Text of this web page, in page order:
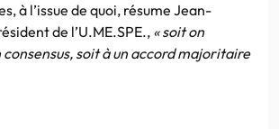
à l’issue de quoi, résume Jean-
de l’U.ME.SPE., « soit on
soit à un accord majoritaire